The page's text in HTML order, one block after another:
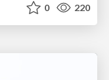
0 220